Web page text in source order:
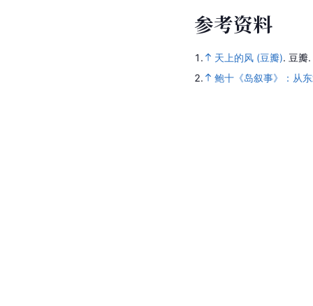
参考资料
1. 天上的风 (豆瓣). 豆瓣.
2.
鲍十《岛叙事》：从